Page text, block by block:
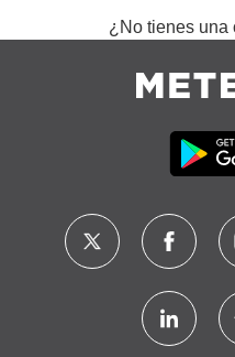
¿No tienes una